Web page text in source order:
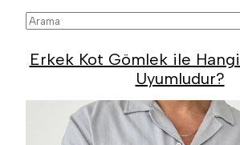
Erkek Kot Gömlek ile
Uyumludur?